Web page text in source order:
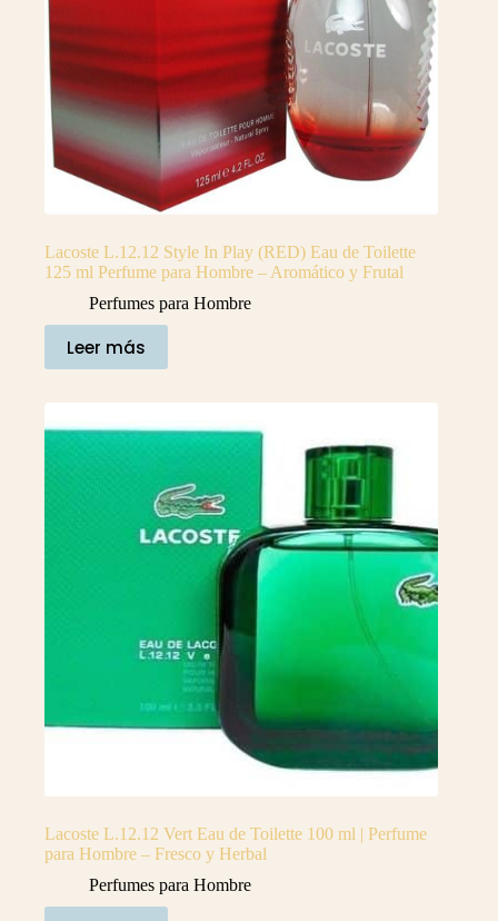
Lacoste L.12.12 Style In Play (RED) Eau de Toilette
125 ml Perfume para Hombre – Aromático y Frutal
Perfumes para Hombre
Leer más
Lacoste L.12.12 Vert Eau de Toilette 100 ml | Perfume
para Hombre – Fresco y Herbal
Perfumes para Hombre